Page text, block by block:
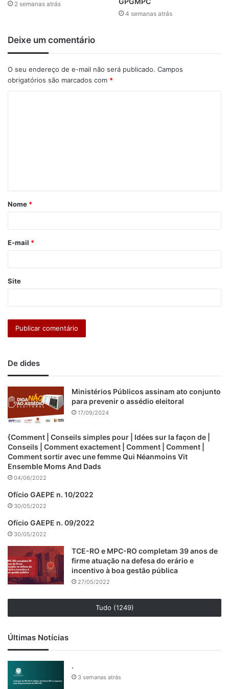
Biblioteca do TCE em 2015, sendo contemplados os
Porphirio, Carlos Henrique, Rodolfo Kezerle e Marilene
2 semanas atrás
4 semanas atrás
Deixe um comentário
O seu endereço de e-mail não será publicado. Campos
obrigatórios são marcados com *
á
r
*
Nome *
E-mail *
Site
De dides
Ministérios Públicos assinam ato conjunto
para prevenir o assédio eleitoral
17/09/2024
{Comment | Conseils simples pour | Idées sur la façon de |
Conseils | Comment exactement | Comment | Comment |
Comment sortir avec une femme Qui Néanmoins Vit
Ensemble Moms And Dads
04/06/2022
Ofício GAEPE n. 10/2022
30/05/2022
Ofício GAEPE n. 09/2022
30/05/2022
TCE-RO e MPC-RO completam 39 anos de
firme atuação na defesa do erário e
incentivo à boa gestão pública
27/05/2022
Tudo (1249)
Últimas Notícias
.
3 semanas atrás